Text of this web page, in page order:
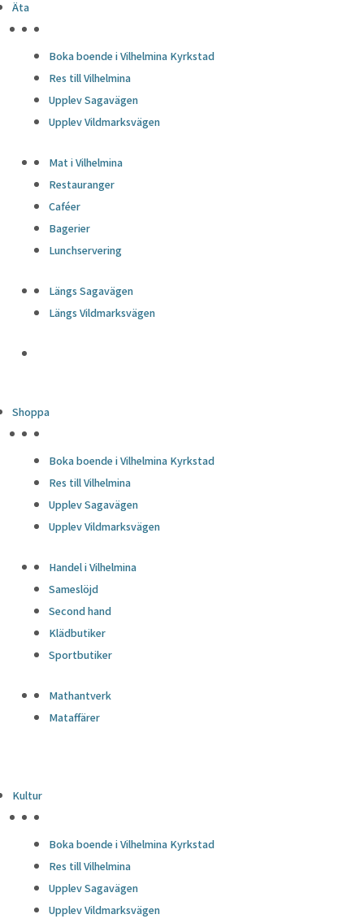
Äta
Boka boende i Vilhelmina Kyrkstad
Res till Vilhelmina
Upplev Sagavägen
Upplev Vildmarksvägen
Mat i Vilhelmina
Restauranger
Caféer
Bagerier
Lunchservering
Längs Sagavägen
Längs Vildmarksvägen
Shoppa
Boka boende i Vilhelmina Kyrkstad
Res till Vilhelmina
Upplev Sagavägen
Upplev Vildmarksvägen
Handel i Vilhelmina
Sameslöjd
Second hand
Klädbutiker
Sportbutiker
Mathantverk
Mataffärer
Kultur
Boka boende i Vilhelmina Kyrkstad
Res till Vilhelmina
Upplev Sagavägen
Upplev Vildmarksvägen